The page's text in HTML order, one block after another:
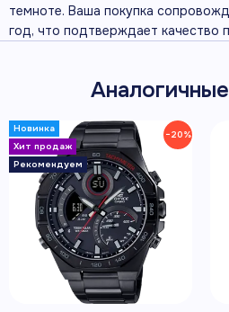
темноте. Ваша покупка
год, что подтверждает качество
−20%